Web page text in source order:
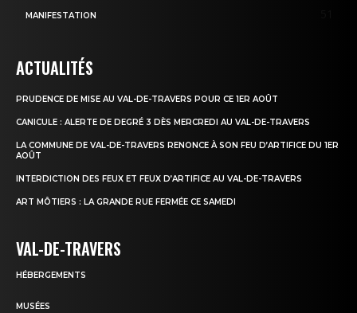
MANIFESTATION
ACTUALITÉS
PRUDENCE DE MISE AU VAL-DE-TRAVERS POUR CE 1ER AOÛT
CANICULE : ALERTE DE DEGRÉ 3 DÈS MERCREDI AU VAL-DE-TRAVERS
LA COMMUNE DE VAL-DE-TRAVERS RENONCE À SON FEU D’ARTIFICE DU 1ER
AOÛT
INTERDICTION DES FEUX ET FEUX D’ARTIFICE AU VAL-DE-TRAVERS
ART MÔTIERS : LA GRANDE RUE FERMÉE CE SAMEDI
VAL-DE-TRAVERS
HÉBERGEMENTS
MUSÉES